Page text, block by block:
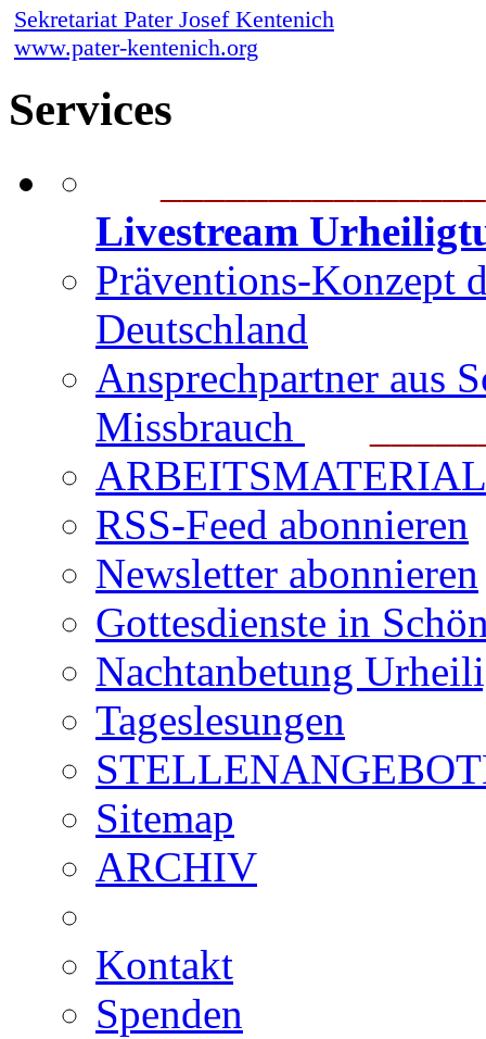
Sekretariat Pater Josef Kentenich
www.pater-kentenich.org
Services
Livestream
Präventions-Konzept
Deutschland
Ansprechpartner aus
Missbrauch
ARBEITSMATERIAL
RSS-Feed abonnieren
Newsletter abonnieren
Gottesdienste in
Nachtanbetung
Tageslesungen
Sitemap
ARCHIV
Kontakt
Spenden